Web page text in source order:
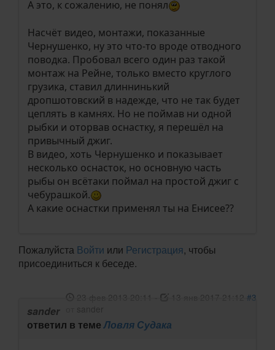
А это, к сожалению, не понял
Насчёт видео, монтажи, показанные
Чернушенко, ну это что-то вроде отводного
поводка. Пробовал всего один раз такой
монтаж на Рейне, только вместо круглого
грузика, ставил длиннинький
дропшотовский в надежде, что не так будет
цеплять в камнях. Но не поймав ни одной
рыбки и оторвав оснастку, я перешёл на
привычный джиг.
В видео, хоть Чернушенко и показывает
несколько оснасток, но основную часть
рыбы он всётаки поймал на простой джиг с
чебурашкой.
А какие оснастки применял ты на Енисее??
Пожалуйста Войти или Регистрация, чтобы
присоединиться к беседе.
23 фев 2013 20:11 13 янв 2017 21:12 #3
sander
ответил в темеЛовля Судака